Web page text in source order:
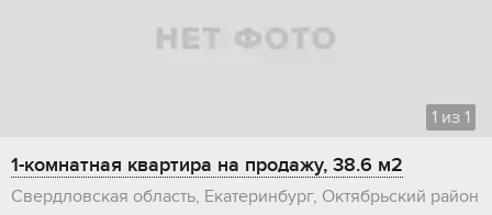
1 из 1
1-комнатная квартира на продажу, 38.6 м2
Свердловская область, Екатеринбург, Октябрьский район